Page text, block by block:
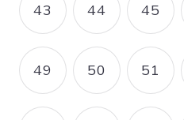
PAGE
43 PAGE
44 PAGE
45
PAGE
49 PAGE
50 PAGE
51